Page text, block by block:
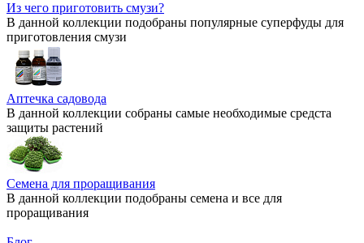
Из чего приготовить смузи?
В данной коллекции подобраны популярные суперфуды для
приготовления смузи
Аптечка садовода
В данной коллекции собраны самые необходимые средста
защиты растений
Семена для проращивания
В данной коллекции подобраны семена и все для
проращивания